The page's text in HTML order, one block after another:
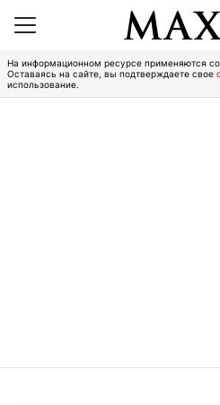
На информационном ресурсе применяются
Оставаясь на сайте, вы подтверждаете свое
использование.